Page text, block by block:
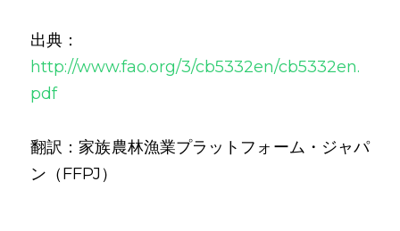
出典：
http://www.fao.org/3/cb5332en/cb5332en.
pdf
翻訳：家族農林漁業プラットフォーム・ジャパ
ン（FFPJ）